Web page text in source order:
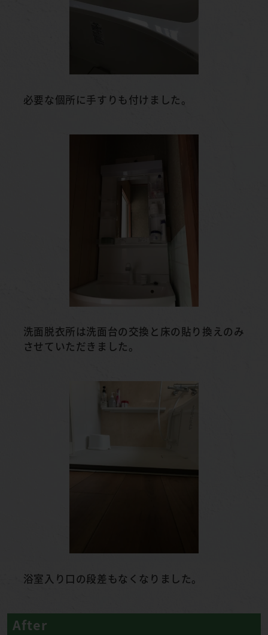
必要な個所に手すりも付けました。
洗面脱衣所は洗面台の交換と床の貼り換えのみ
させていただきました。
浴室入り口の段差もなくなりました。
After